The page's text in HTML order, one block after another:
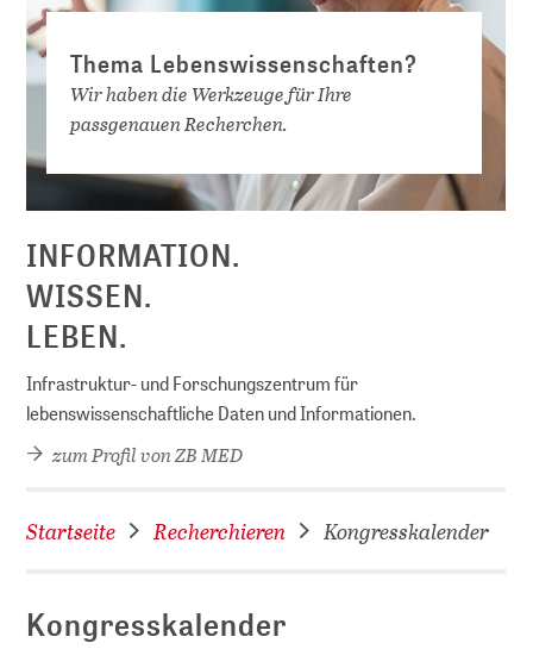
Thema Lebenswissenschaften?
Wir haben die Werkzeuge für Ihre
passgenauen Recherchen.
INFORMATION.
WISSEN.
LEBEN.
Infrastruktur- und Forschungszentrum für
lebenswissenschaftliche Daten und Informationen.
zum Profil von ZB MED
Startseite Recherchieren Kongresskalender
Kongresskalender